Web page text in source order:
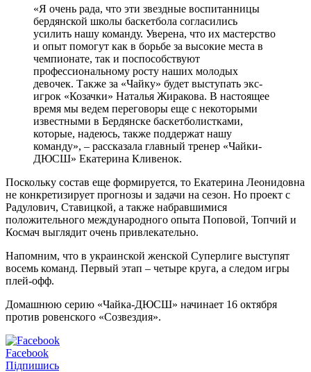
«Я очень рада, что эти звездные воспитанницы
бердянской школы баскетбола согласились
усилить нашу команду. Уверена, что их мастерство
и опыт помогут как в борьбе за высокие места в
чемпионате, так и поспособствуют
профессиональному росту наших молодых
девочек. Также за «Чайку» будет выступать экс-
игрок «Козачки» Наталья Жиракова. В настоящее
время мы ведем переговоры еще с некоторыми
известными в Бердянске баскетболистками,
которые, надеюсь, также поддержат нашу
команду», – рассказала главный тренер «Чайки-
ДЮСШ» Екатерина Кливенок.
Поскольку состав еще формируется, то Екатерина Леонидовна
не конкретизирует прогнозы и задачи на сезон. Но проект с
Радулович, Ставицкой, а также набравшимися
положительного международного опыта Поповой, Топчий и
Космач выглядит очень привлекательно.
Напомним, что в украинской женской Суперлиге выступят
восемь команд. Первый этап – четыре круга, а следом игры
плей-офф.
Домашнюю серию «Чайка-ДЮСШ» начинает 16 октября
против ровенского «Созвездия».
Facebook
Підпишись